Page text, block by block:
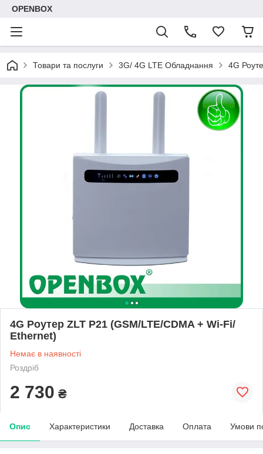
OPENBOX
Товари та послуги 3G/ 4G LTE Обладнання 4G
4G Роутер ZLT P21 (GSM/LTE/CDMA + Wi-Fi/
Ethernet)
Немає в наявності
Роздріб
2 730 ₴
Опис Характеристики Доставка Оплата Умови